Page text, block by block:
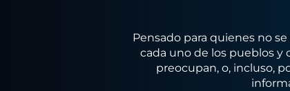
Pensado para quienes no
cada uno de los pueblos y
preocupan, o, incluso,